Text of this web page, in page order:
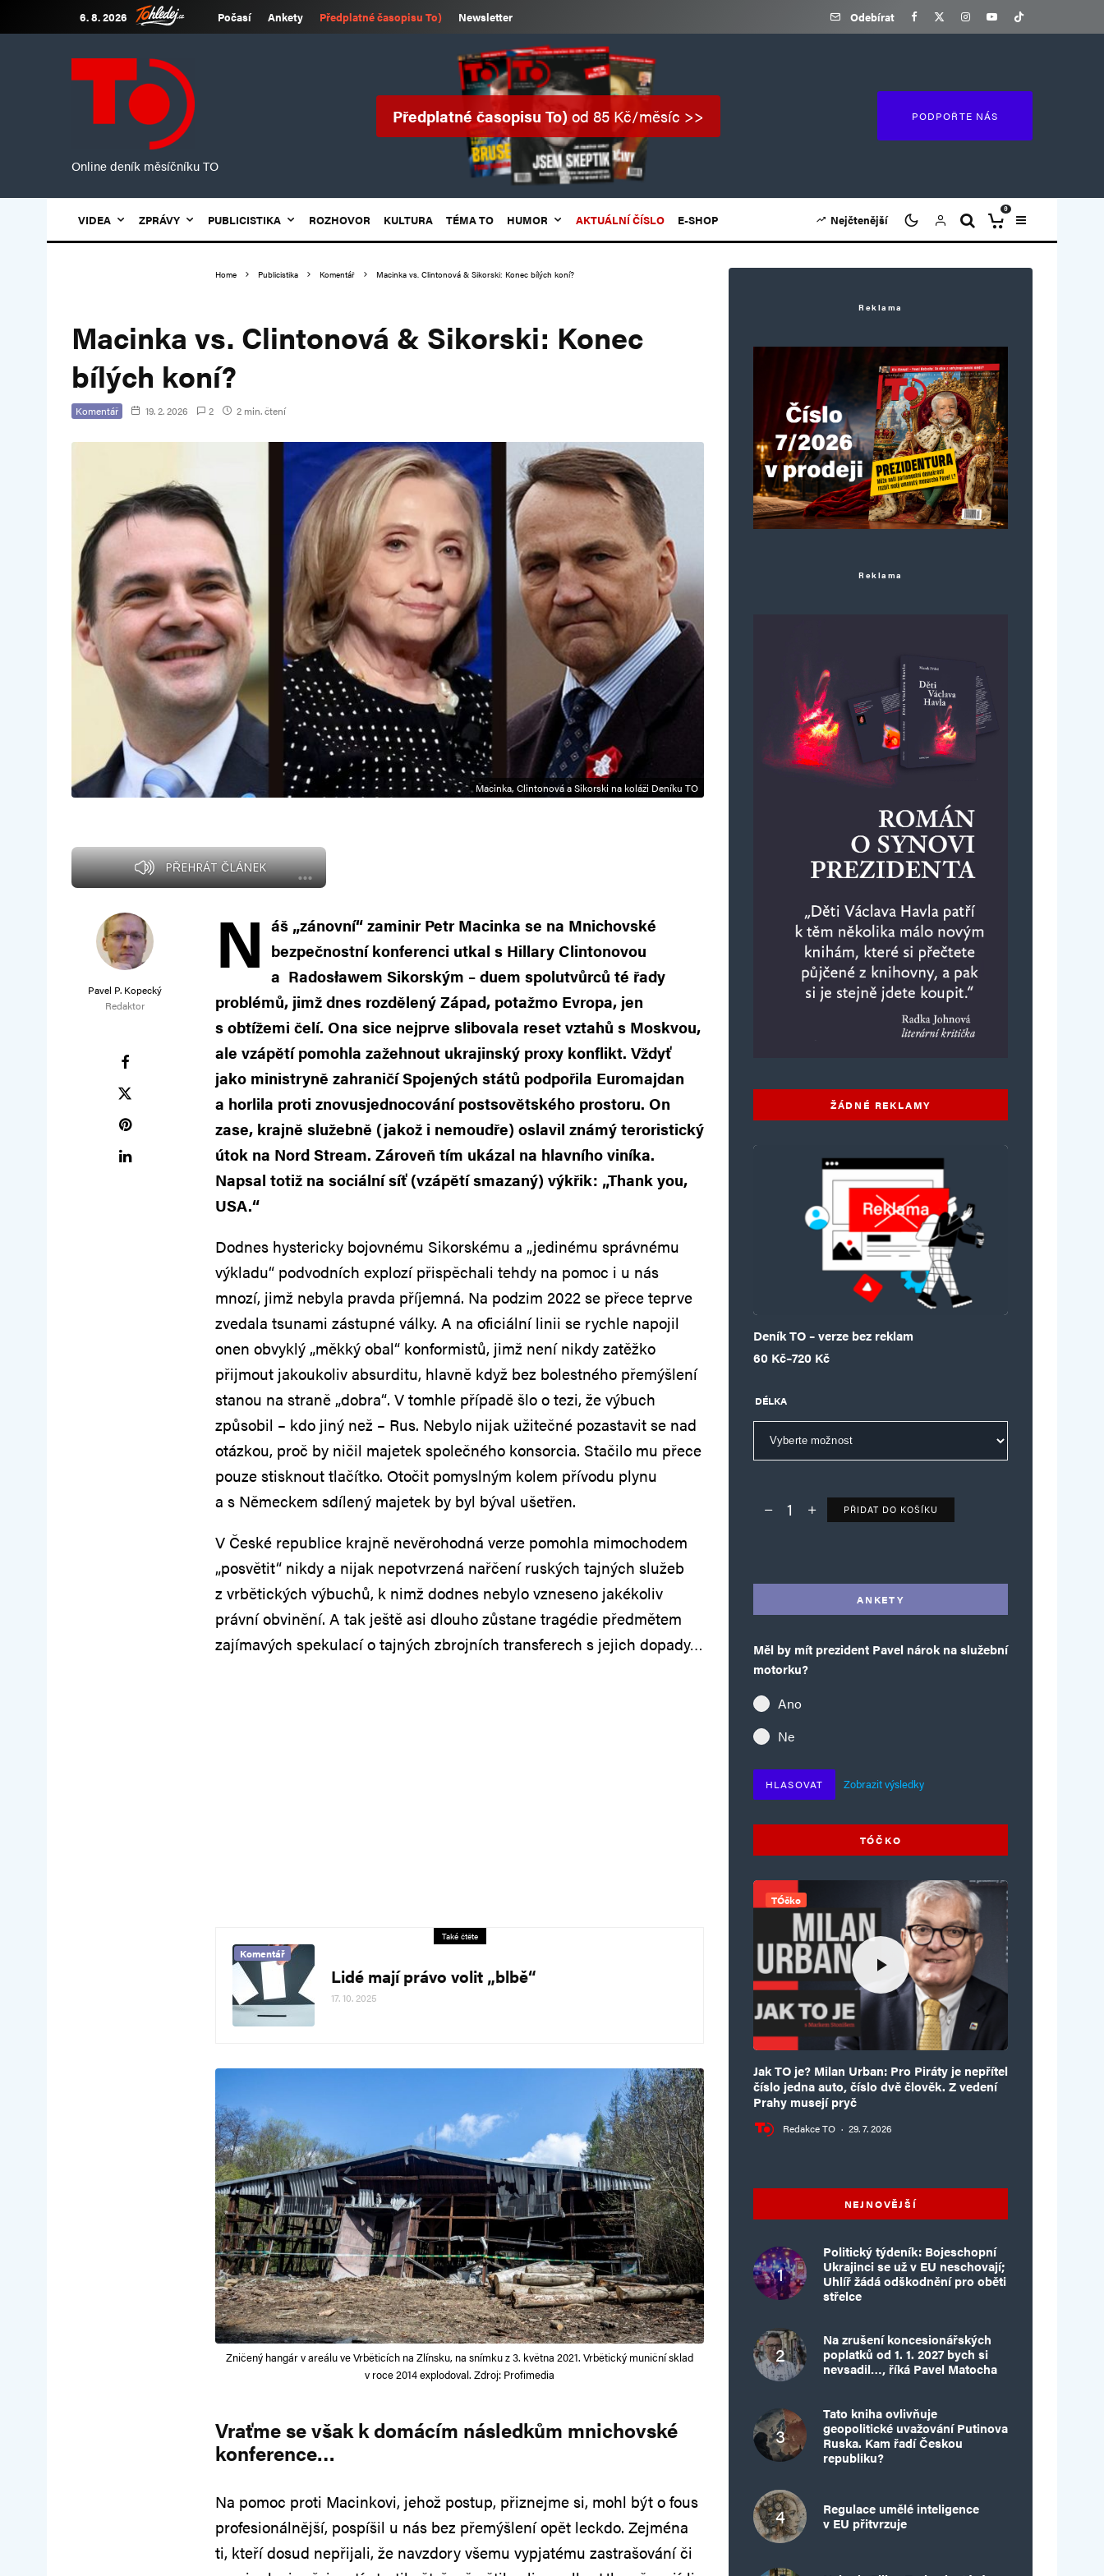
6. 8. 2026 Počasí Ankety Předplatné časopisu To) Newsletter Odebírat
Online deník měsíčníku TO
Předplatné časopisu To)od 85 Kč/měsíc >> PODPOŘTE NÁS
VIDEA ZPRÁVY PUBLICISTIKA ROZHOVOR KULTURA TÉMA TO HUMOR AKTUÁLNÍ ČÍSLO E-SHOP Nejčtenější
0
Home Publicistika Komentář Macinka vs. Clintonová & Sikorski: Konec bílých koní?
Macinka vs. Clintonová & Sikorski: Konec
bílých koní?
Komentář 19. 2. 2026 2 2 min. čtení
Macinka, Clintonová a Sikorski na koláži Deníku TO
PŘEHRÁT ČLÁNEK
Pavel P. Kopecký
Redaktor
N áš „zánovní“ zaminir Petr Macinka se na Mnichovské
bezpečnostní konferenci utkal s Hillary Clintonovou
a Radosławem Sikorským – duem spolutvůrců té řady
problémů, jimž dnes rozdělený Západ, potažmo Evropa, jen
s obtížemi čelí. Ona sice nejprve slibovala reset vztahů s Moskvou,
ale vzápětí pomohla zažehnout ukrajinský proxy konflikt. Vždyť
jako ministryně zahraničí Spojených států podpořila Euromajdan
a horlila proti znovusjednocování postsovětského prostoru. On
zase, krajně služebně (jakož i nemoudře) oslavil známý teroristický
útok na Nord Stream. Zároveň tím ukázal na hlavního viníka.
Napsal totiž na sociální síť (vzápětí smazaný) výkřik: „Thank you,
USA.“
Dodnes hystericky bojovnému Sikorskému a „jedinému správnému
výkladu“ podvodních explozí přispěchali tehdy na pomoc i u nás
mnozí, jimž nebyla pravda příjemná. Na podzim 2022 se přece teprve
zvedala tsunami zástupné války. A na oficiální linii se rychle napojil
onen obvyklý „měkký obal“ konformistů, jimž není nikdy zatěžko
přijmout jakoukoliv absurditu, hlavně když bez bolestného přemýšlení
stanou na straně „dobra“. V tomhle případě šlo o tezi, že výbuch
způsobil – kdo jiný než – Rus. Nebylo nijak užitečné pozastavit se nad
otázkou, proč by ničil majetek společného konsorcia. Stačilo mu přece
pouze stisknout tlačítko. Otočit pomyslným kolem přívodu plynu
a s Německem sdílený majetek by byl býval ušetřen.
V České republice krajně nevěrohodná verze pomohla mimochodem
„posvětit“ nikdy a nijak nepotvrzená nařčení ruských tajných služeb
z vrbětických výbuchů, k nimž dodnes nebylo vzneseno jakékoliv
právní obvinění. A tak ještě asi dlouho zůstane tragédie předmětem
zajímavých spekulací o tajných zbrojních transferech s jejich dopady…
Také čtěte
Komentář
Lidé mají právo volit „blbě“
17. 10. 2025
Zničený hangár v areálu ve Vrběticích na Zlínsku, na snímku z 3. května 2021. Vrbětický muniční sklad
v roce 2014 explodoval. Zdroj: Profimedia
Vraťme se však k domácím následkům mnichovské
konference…
Na pomoc proti Macinkovi, jehož postup, přiznejme si, mohl být o fous
profesionálnější, pospíšil u nás bez přemýšlení opět leckdo. Zejména
ti, kteří dosud nepřijali, že navzdory všemu vypjatému zastrašování či
Reklama
Reklama
ŽÁDNÉ REKLAMY
Deník TO – verze bez reklam
60 Kč–720 Kč
Rozpětí cen: 60 Kč až 720 Kč
DÉLKA
Deník TO – verze bez reklam množství
PŘIDAT DO KOŠÍKU
ANKETY
Měl by mít prezident Pavel nárok na služební
motorku?
Ano
Ne
HLASOVAT Zobrazit výsledky
TÓČKO
TÓčko
Jak TO je? Milan Urban: Pro Piráty je nepřítel
číslo jedna auto, číslo dvě člověk. Z vedení
Prahy musejí pryč
Redakce TO · 29. 7. 2026
NEJNOVĚJŠÍ
Politický týdeník: Bojeschopní
Ukrajinci se už v EU neschovají;
Uhlíř žádá odškodnění pro oběti
střelce
Na zrušení koncesionářských
poplatků od 1. 1. 2027 bych si
nevsadil…, říká Pavel Matocha
Tato kniha ovlivňuje
geopolitické uvažování Putinova
Ruska. Kam řadí Českou
republiku?
Regulace umělé inteligence
v EU přitvrzuje